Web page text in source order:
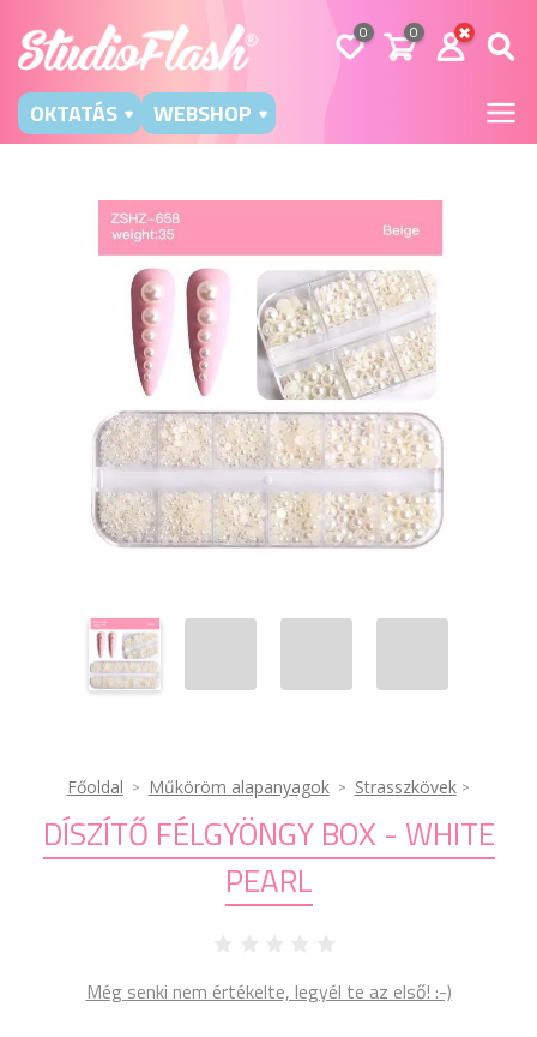
0 0
OKTATÁS WEBSHOP
Főoldal Műköröm alapanyagok Strasszkövek
DÍSZÍTŐ FÉLGYÖNGY BOX - WHITE
PEARL
Még senki nem értékelte, legyél te az első! :-)